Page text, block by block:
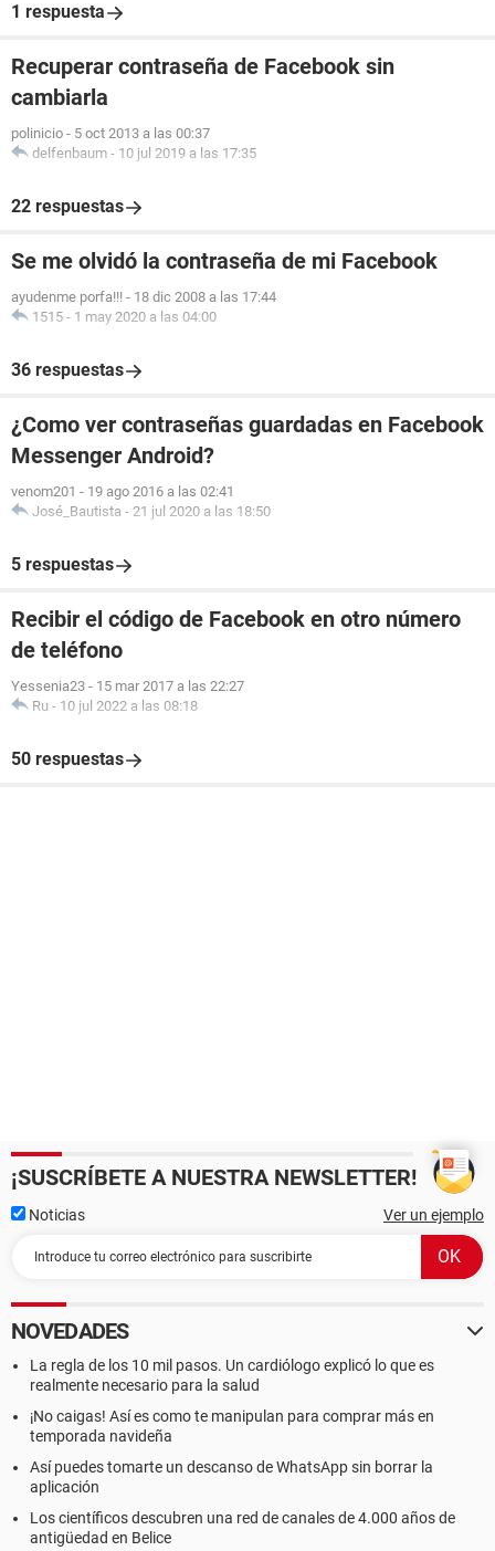
1 respuesta
Recuperar contraseña de Facebook sin
cambiarla
polinicio - 5 oct 2013 a las 00:37
delfenbaum - 10 jul 2019 a las 17:35
22 respuestas
Se me olvidó la contraseña de mi Facebook
ayudenme porfa!!! - 18 dic 2008 a las 17:44
1515 - 1 may 2020 a las 04:00
36 respuestas
¿Como ver contraseñas guardadas en Facebook
Messenger Android?
venom201 - 19 ago 2016 a las 02:41
José_Bautista - 21 jul 2020 a las 18:50
5 respuestas
Recibir el código de Facebook en otro número
de teléfono
Yessenia23 - 15 mar 2017 a las 22:27
Ru - 10 jul 2022 a las 08:18
50 respuestas
¡SUSCRÍBETE A NUESTRA NEWSLETTER!
Noticias Ver un ejemplo
NOVEDADES
La regla de los 10 mil pasos. Un cardiólogo explicó lo que es
realmente necesario para la salud
¡No caigas! Así es como te manipulan para comprar más en
temporada navideña
Así puedes tomarte un descanso de WhatsApp sin borrar la
aplicación
Los científicos descubren una red de canales de 4.000 años de
antigüedad en Belice